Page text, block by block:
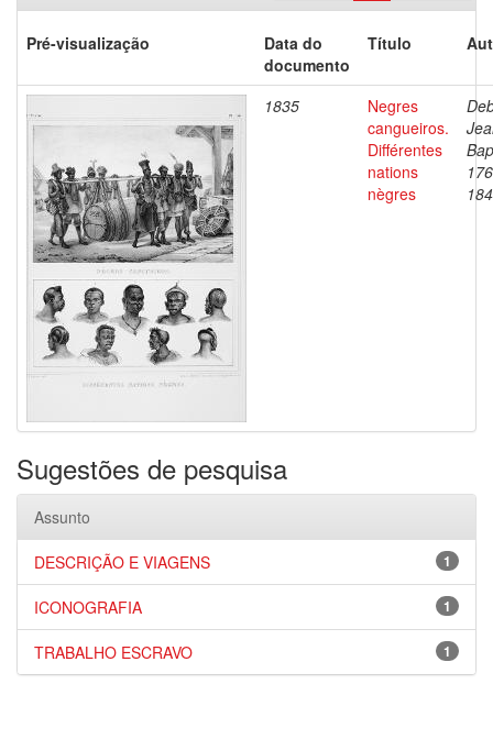
Pré-visualização
Data do
documento
Título
1835
Negres
cangueiros.
Différentes
nations
nègres
Sugestões de pesquisa
Assunto
1
DESCRIÇÃO E VIAGENS
1
ICONOGRAFIA
1
TRABALHO ESCRAVO